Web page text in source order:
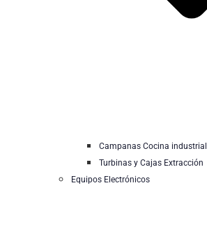
Campanas Cocina industrial
Turbinas y Cajas Extracción
Equipos Electrónicos